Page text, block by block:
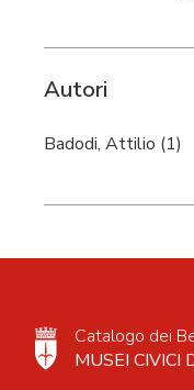
Autori
Badodi, Attilio (1)
Catalogo dei
MUSEI CIVICI